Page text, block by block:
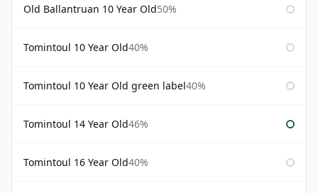
Old Ballantruan 10 Year Old50%
Tomintoul 10 Year Old40%
Tomintoul 10 Year Old green label40%
Tomintoul 14 Year Old46%
Tomintoul 16 Year Old40%